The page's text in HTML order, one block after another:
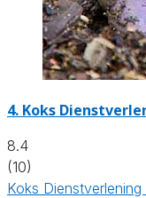
4. Koks
8.4
(10)
Koks